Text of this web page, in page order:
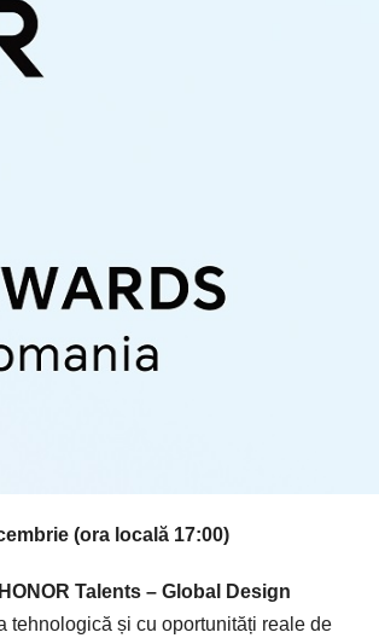
(ora locală 17:00)
HONOR Talents – Global Design
tehnologică și cu oportunități reale de